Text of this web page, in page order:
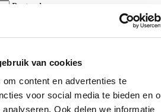
van cookies
content en advertenties te
voor social media te bieden en
Ook delen we informatie
Postcode
blijven over het werk van Nicole de
te raadplegen